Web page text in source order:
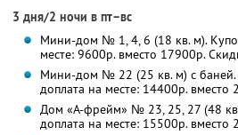
3 дня/2 ночи в пт–вс
Мини-дом № 1, 4, 6 (18 кв. м).
месте: 9600р. вместо 17900р.
Мини-дом № 22 (25 кв. м) с баней.
доплата на месте: 14400р. вместо
Дом «А-фрейм» № 23, 25, 27 (48
доплата на месте: 15500р. вместо